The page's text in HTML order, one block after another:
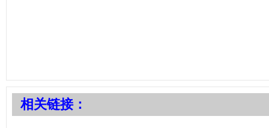
相关链接：